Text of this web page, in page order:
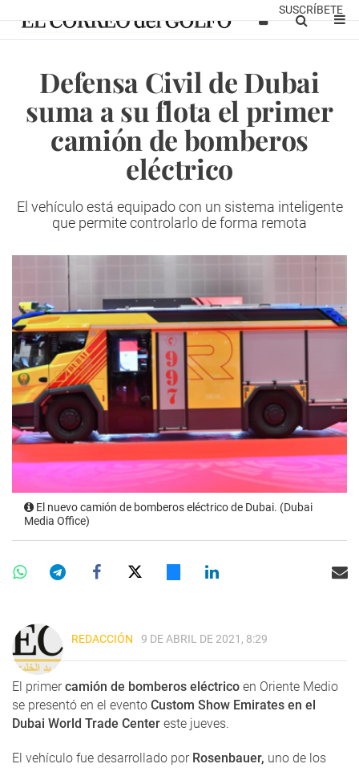
SUSCRÍBETE
Defensa Civil de Dubai
suma a su flota el primer
camión de bomberos
eléctrico
El vehículo está equipado con un sistema inteligente
que permite controlarlo de forma remota
El nuevo camión de bomberos eléctrico de Dubai. (Dubai
Media Office)
REDACCIÓN 9 DE ABRIL DE 2021, 8:29
El primercamión de bomberos eléctrico en Oriente Medio
se presentó en el evento Custom Show Emirates en el
Dubai World Trade Center este jueves.
El vehículo fue desarrollado por Rosenbauer, uno de los